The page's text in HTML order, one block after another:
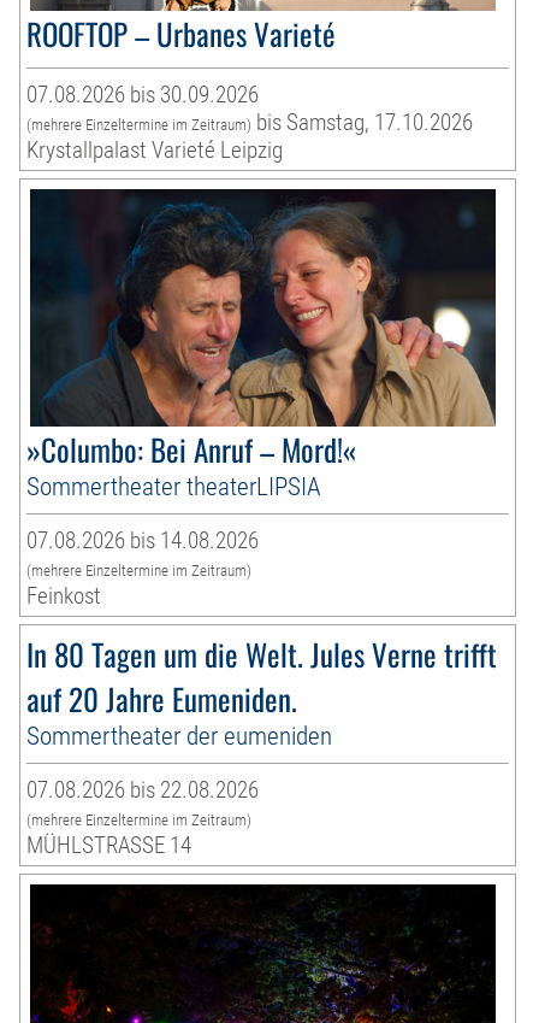
ROOFTOP – Urbanes Varieté
07.08.2026 bis 30.09.2026
(mehrere Einzeltermine im Zeitraum) bis Samstag, 17.10.2026
Krystallpalast Varieté Leipzig
»Columbo: Bei Anruf – Mord!«
Sommertheater theaterLIPSIA
07.08.2026 bis 14.08.2026
(mehrere Einzeltermine im Zeitraum)
Feinkost
In 80 Tagen um die Welt. Jules Verne trifft
auf 20 Jahre Eumeniden.
Sommertheater der eumeniden
07.08.2026 bis 22.08.2026
(mehrere Einzeltermine im Zeitraum)
MÜHLSTRASSE 14